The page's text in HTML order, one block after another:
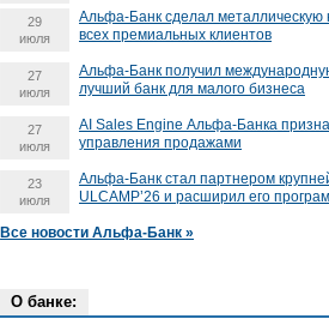
29
июля
Альфа-Банк сделал металлическую
всех премиальных клиентов
27
июля
Альфа-Банк получил
лучший банк для малого бизнеса
27
июля
AI Sales Engine Альфа-Банка
управления продажами
23
июля
Альфа-Банк стал партнером
ULCAMP’26 и расширил его
Все новости Альфа-Банк »
О банке: